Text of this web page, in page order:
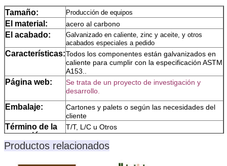
Tamaño: Producción de equipos
El material: acero al carbono
El acabado:
Galvanizado en caliente, zinc y aceite, y otros
acabados especiales a pedido
Características:Todos los componentes están galvanizados en
caliente para cumplir con la especificación ASTM
A153..
Página web:
Se trata de un proyecto de investigación y
desarrollo.
Embalaje:
Cartones y palets o según las necesidades del
cliente
Término de la
operación:
T/T, L/C u Otros
Nuestras
1Envío a tiempo.
Productos relacionados